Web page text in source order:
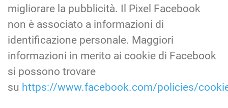
migliorare la pubblicità. Il Pixel Facebook
non è associato a informazioni di
identificazione personale. Maggiori
informazioni in merito ai cookie di Facebook
si possono trovare
su https://www.facebook.com/policies/